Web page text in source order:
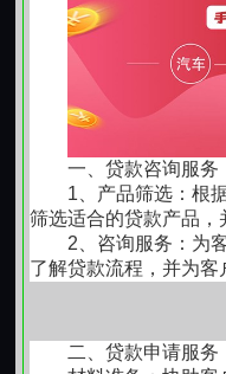
5 月 20 日 1 年期
间持续压缩，平均
下降 0.5 个百分点
监管新政引导银行
技、消费、外贸）
房屋抵押贷款政策
服务业贴息政策延
1% 年贴息，贴息
二、经营贷政策整
行、ZX银行政策调
多数人只盯着利率高
北京房子抵押贷款 容
评估费： 0.1%-0.3%，
保险费： 贷款金额的
服务费：中介收取1%-
提前还款违约金：1%-
一、贷款咨询服务
1、产品筛选：根
筛选适合的贷款产品，
2、咨询服务：为
了解贷款流程，并为客
二、贷款申请服务